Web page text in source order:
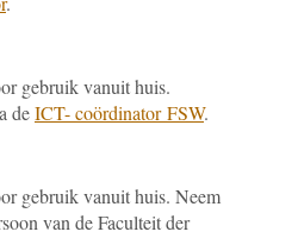
gebruik vanuit huis.
deICT- coördinator FSW.
gebruik vanuit huis. Neem
van de Faculteit der